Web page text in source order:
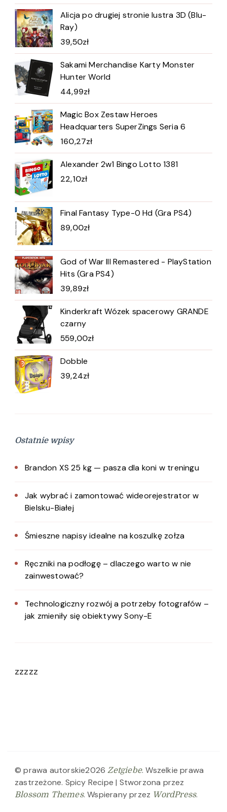
Alicja po drugiej stronie lustra 3D (Blu-
Ray)
39,50zł
Sakami Merchandise Karty Monster
Hunter World
44,99zł
Magic Box Zestaw Heroes
Headquarters SuperZings Seria 6
160,27zł
Alexander 2w1 Bingo Lotto 1381
22,10zł
Final Fantasy Type-0 Hd (Gra PS4)
89,00zł
God of War III Remastered - PlayStation
Hits (Gra PS4)
39,89zł
Kinderkraft Wózek spacerowy GRANDE
czarny
559,00zł
Dobble
39,24zł
Ostatnie wpisy
Brandon XS 25 kg — pasza dla koni w treningu
Jak wybrać i zamontować wideorejestrator w
Bielsku-Białej
Śmieszne napisy idealne na koszulkę zołza
Ręczniki na podłogę – dlaczego warto w nie
zainwestować?
Technologiczny rozwój a potrzeby fotografów –
jak zmieniły się obiektywy Sony-E
zzzzz
© prawa autorskie2026Zetgiebe. Wszelkie prawa
zastrzeżone. Spicy Recipe | Stworzona przez
Blossom Themes. Wspierany przez WordPress.